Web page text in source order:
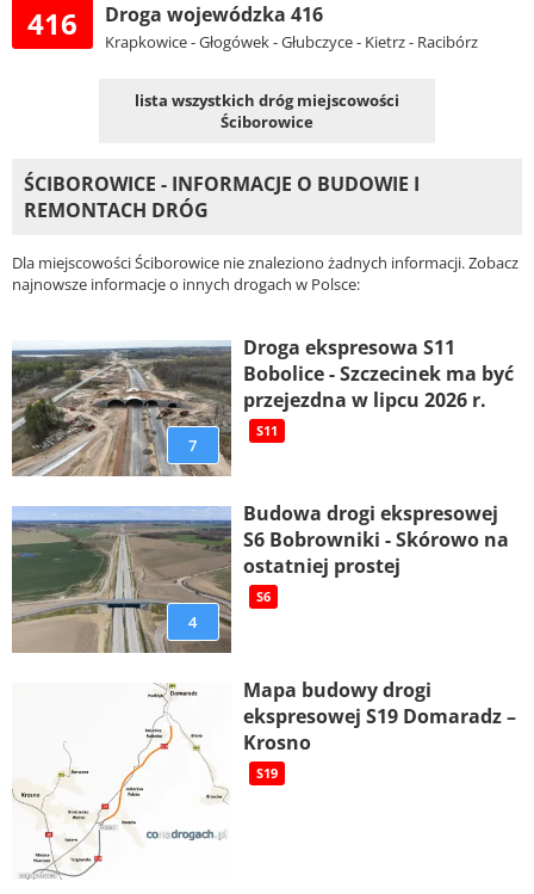
416 Droga wojewódzka 416
Krapkowice - Głogówek - Głubczyce - Kietrz - Racibórz
lista wszystkich dróg miejscowości
Ściborowice
ŚCIBOROWICE - INFORMACJE O BUDOWIE I
REMONTACH DRÓG
Dla miejscowości Ściborowice nie znaleziono żadnych informacji. Zobacz
najnowsze informacje o innych drogach w Polsce:
7
Droga ekspresowa S11
Bobolice - Szczecinek ma być
przejezdna w lipcu 2026 r.
S11
4
Budowa drogi ekspresowej
S6 Bobrowniki - Skórowo na
ostatniej prostej
S6
Mapa budowy drogi
ekspresowej S19 Domaradz –
Krosno
S19